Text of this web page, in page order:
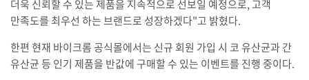
더욱 신뢰할 수 있는 제품을 지속적으로 선보일 예정으로, 고객
만족도를 최우선 하는 브랜드로 성장하겠다"고 밝혔다.
한편 현재 바이크롬 공식몰에서는 신규 회원 가입 시 코 유산균과 간
유산균 등 인기 제품을 반값에 구매할 수 있는 이벤트를 진행 중이다.